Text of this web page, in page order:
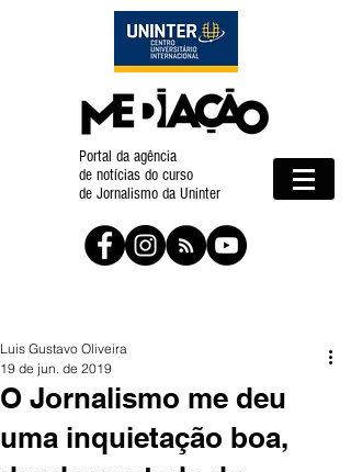
Portal da agência
de notícias do curso
de Jornalismo da Uninter
O Jornalismo me deu
uma inquietação boa,
Luis Gustavo Oliveira
19 de jun. de 2019